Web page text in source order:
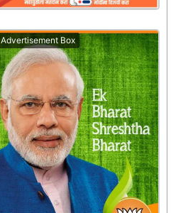
Advertisement Box